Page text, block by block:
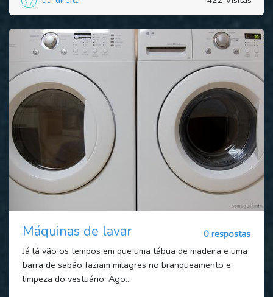
Máquinas de lavar
0 respostas
Já lá vão os tempos em que uma tábua de madeira e uma
barra de sabão faziam milagres no branqueamento e
limpeza do vestuário. Ago...